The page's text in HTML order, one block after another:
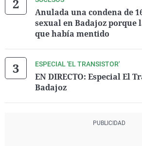
Anulada una condena de
sexual en Badajoz
que había mentido
ESPECIAL 'EL TRANSISTOR'
EN DIRECTO: Especial El
Badajoz